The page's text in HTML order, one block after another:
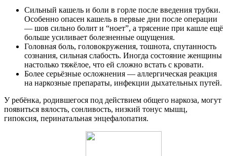
Сильный кашель и боли в горле после введения трубки.
Особенно опасен кашель в первые дни после операции
— шов сильно болит и “ноет”, а трясение при кашле ещё
больше усиливает болезненные ощущения.
Головная боль, головокружения, тошнота, спутанность
сознания, сильная слабость. Иногда состояние женщины
настолько тяжёлое, что ей сложно встать с кровати.
Более серьёзные осложнения — аллергическая реакция
на наркозные препараты, инфекции дыхательных путей.
У ребёнка, родившегося под действием общего наркоза, могут
появиться вялость, сонливость, низкий тонус мышц,
гипоксия, перинатальная энцефалопатия.